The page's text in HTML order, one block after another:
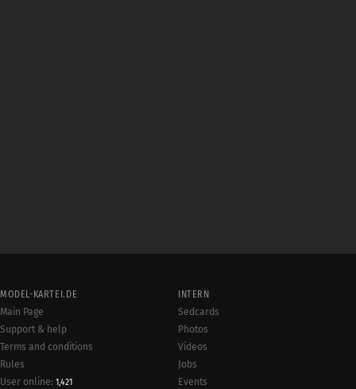
MODEL-KARTEI.DE
Main Page
Support & help
Terms and conditions
Rules
User online: 1,421
INTERN
Sedcards
Photos
Videos
Jobs
Events